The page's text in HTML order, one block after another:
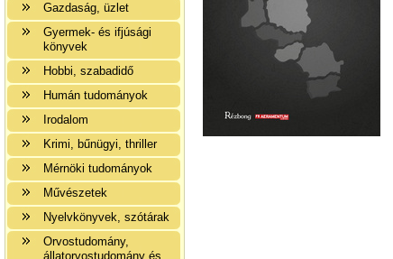
Gazdaság, üzlet
Gyermek- és ifjúsági
könyvek
Hobbi, szabadidő
Humán tudományok
Irodalom
Krimi, bűnügyi, thriller
Mérnöki tudományok
Művészetek
Nyelvkönyvek, szótárak
Orvostudomány,
állatorvostudomány és